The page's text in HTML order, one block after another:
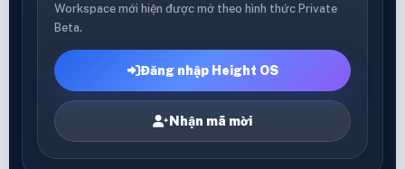
Workspace mới hiện được mở theo hình thức Private
Beta.
Đăng nhập Height OS
Nhận mã mời